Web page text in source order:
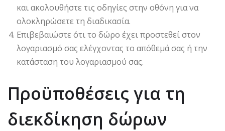
και ακολουθήστε τις οδηγίες στην οθόνη για να
ολοκληρώσετε τη διαδικασία.
Επιβεβαιώστε ότι το δώρο έχει προστεθεί στον
λογαριασμό σας ελέγχοντας το απόθεμά σας ή την
κατάσταση του λογαριασμού σας.
Προϋποθέσεις για τη
διεκδίκηση δώρων